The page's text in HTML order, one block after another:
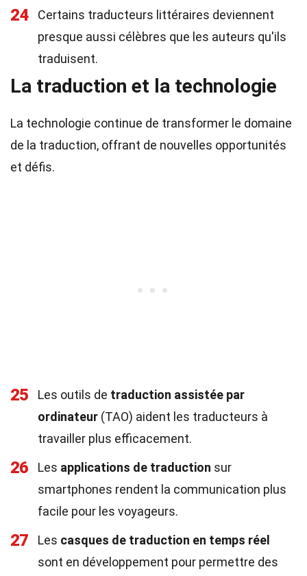
24
Certains traducteurs littéraires deviennent
presque aussi célèbres que les auteurs qu'ils
traduisent.
La traduction et la technologie
La technologie continue de transformer le domaine
de la traduction, offrant de nouvelles opportunités
et défis.
25 Les outils de traduction assistée par
ordinateur (TAO) aident les traducteurs à
travailler plus efficacement.
26 Les applications de traduction sur
smartphones rendent la communication plus
facile pour les voyageurs.
27 Les casques de traduction en temps réel
sont en développement pour permettre des